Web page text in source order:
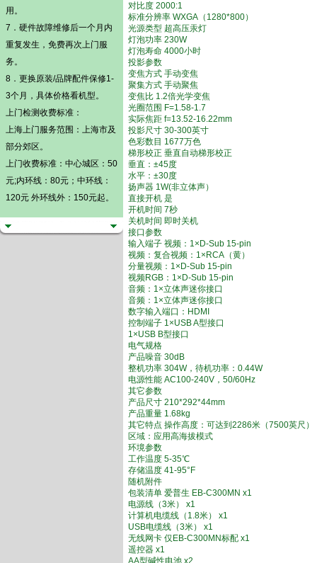
用。
7．硬件故障维修后一个月内
重复发生，免费再次上门服
务。
8．更换原装/品牌配件保修1-
3个月，具体价格看机型。
上门检测收费标准：
上海上门服务范围：上海市及
部分郊区。
上门收费标准：中心城区：50
元;内环线：80元；中环线：
120元 外环线外：150元起。
对比度 2000:1
标准分辨率 WXGA（1280*800）
光源类型 超高压汞灯
灯泡功率 230W
灯泡寿命 4000小时
投影参数
变焦方式 手动变焦
聚集方式 手动聚焦
变焦比 1.2倍光学变焦
光圈范围 F=1.58-1.7
实际焦距 f=13.52-16.22mm
投影尺寸 30-300英寸
色彩数目 1677万色
梯形校正 垂直自动梯形校正
垂直：±45度
水平：±30度
扬声器 1W(非立体声）
直接开机 是
开机时间 7秒
关机时间 即时关机
接口参数
输入端子 视频：1×D-Sub 15-pin
视频：复合视频：1×RCA（黄）
分量视频：1×D-Sub 15-pin
视频RGB：1×D-Sub 15-pin
音频：1×立体声迷你接口
音频：1×立体声迷你接口
数字输入端口：HDMI
控制端子 1×USB A型接口
1×USB B型接口
电气规格
产品噪音 30dB
整机功率 304W，待机功率：0.44W
电源性能 AC100-240V，50/60Hz
其它参数
产品尺寸 210*292*44mm
产品重量 1.68kg
其它特点 操作高度：可达到2286米（7500英尺
区域：应用高海拔模式
环境参数
工作温度 5-35℃
存储温度 41-95°F
随机附件
包装清单 爱普生 EB-C300MN x1
电源线（3米） x1
计算机电缆线（1.8米） x1
USB电缆线（3米） x1
无线网卡 仅EB-C300MN标配 x1
遥控器 x1
AA型碱性电池 x2